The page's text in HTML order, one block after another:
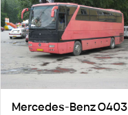
Mercedes-Benz О403